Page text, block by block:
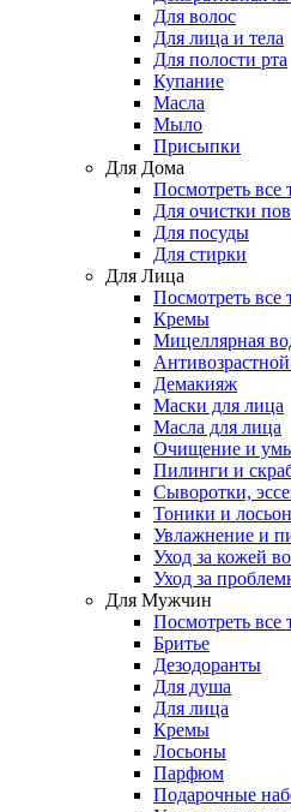
Для волос
Для лица и тела
Для полости рта
Купание
Масла
Мыло
Присыпки
Для Дома
Посмотреть все
Для очистки
Для посуды
Для стирки
Для Лица
Посмотреть все
Кремы
Мицеллярная
Демакияж
Маски для лица
Масла для лица
Очищение и
Пилинги и
Сыворотки,
Тоники и
Увлажнение и
Уход за кожей
Уход за
Для Мужчин
Посмотреть все
Бритье
Дезодоранты
Для душа
Для лица
Кремы
Лосьоны
Парфюм
Подарочные